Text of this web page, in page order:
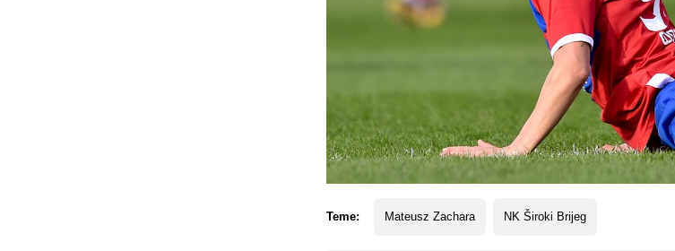
Teme: Mateusz Zachara NK Široki Brijeg